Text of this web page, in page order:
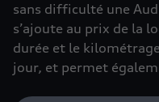
sans difficulté une
s’ajoute au prix de la
durée et le
jour, et permet